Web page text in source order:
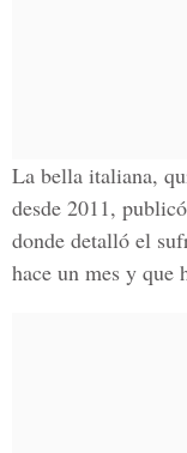
La bella italiana,
desde 2011,
donde detalló el
hace un mes y